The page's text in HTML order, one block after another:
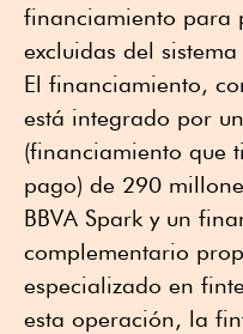
financiamiento para
excluidas del
El financiamiento,
está integrado por
(financiamiento que
pago) de 290
BBVA Spark y un
complementario
especializado en
esta operación, la